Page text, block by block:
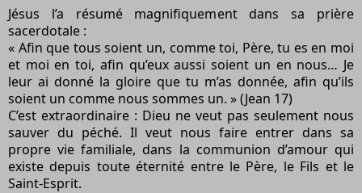
Jésus l’a résumé magnifiquement dans sa prière
sacerdotale :
« Afin que tous soient un, comme toi, Père, tu es en moi
et moi en toi, afin qu’eux aussi soient un en nous… Je
leur ai donné la gloire que tu m’as donnée, afin qu’ils
soient un comme nous sommes un. » (Jean 17)
C’est extraordinaire : Dieu ne veut pas seulement nous
sauver du péché. Il veut nous faire entrer dans sa
propre vie familiale, dans la communion d’amour qui
existe depuis toute éternité entre le Père, le Fils et le
Saint-Esprit.